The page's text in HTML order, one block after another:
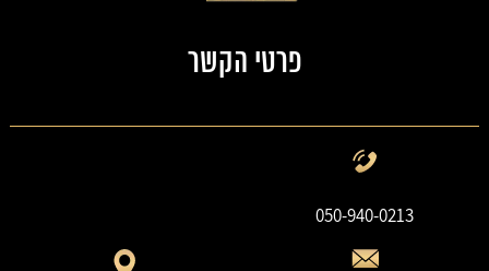
פרטי הקשר
050-940-0213